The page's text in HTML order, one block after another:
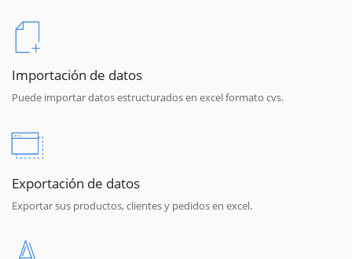
Importación de datos
Puede importar datos estructurados en excel formato cvs.
Exportación de datos
Exportar sus productos, clientes y pedidos en excel.